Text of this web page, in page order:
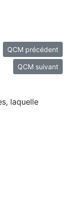
QCM précédent
QCM suivant
laquelle